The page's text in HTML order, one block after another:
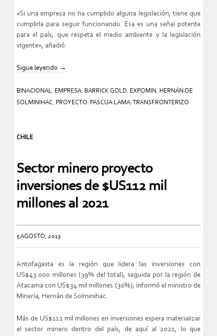
«Si una empresa no ha cumplido alguna legislación, tiene que
cumplirla para seguir funcionando. Esa es una señal potente
para el país, que respeta el medio ambiente y la legislación
vigente», añadió.
Sigue leyendo →
BINACIONAL, EMPRESA: BARRICK GOLD, EXPOMIN , HERNÁN DE
SOLMINIHAC, PROYECTO: PASCUA LAMA, TRANSFRONTERIZO
CHILE
Sector minero proyecto
inversiones de $US112 mil
millones al 2021
5 AGOSTO, 2013
Antofagasta es la región que lidera las inversiones con
US$43.000 millones (39% del total), seguida por la región de
Atacama con US$34 mil millones (30%), informó el ministro de
Minería, Hernán de Solminihac.
Más de US$112 mil millones en inversiones espera materializar
el sector minero dentro del país, de aquí al 2021, lo que